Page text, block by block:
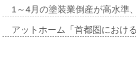
1～4月の塗装業倒産が高水準
アットホーム「首都圏におけ